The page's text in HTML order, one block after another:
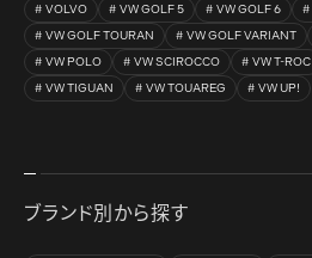
VOLVO
VW GOLF 5 VW GOLF 6
VW GOLF TOURAN
VW GOLF VARIANT
VW POLO
VW SCIROCCO VW T-ROC
VW TIGUAN
VW TOUAREG VW UP!
ブランド別から探す